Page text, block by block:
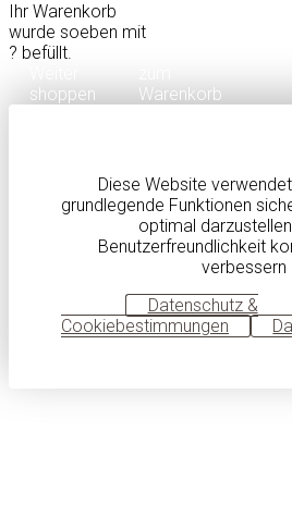
Ihr Warenkorb
wurde soeben mit
? befüllt.
shoppen
Warenkorb
Diese Website
grundlegende Funktionen
optimal
Benutzerfreundlichkeit
verbessern
Datenschutz &
Cookiebestimmungen